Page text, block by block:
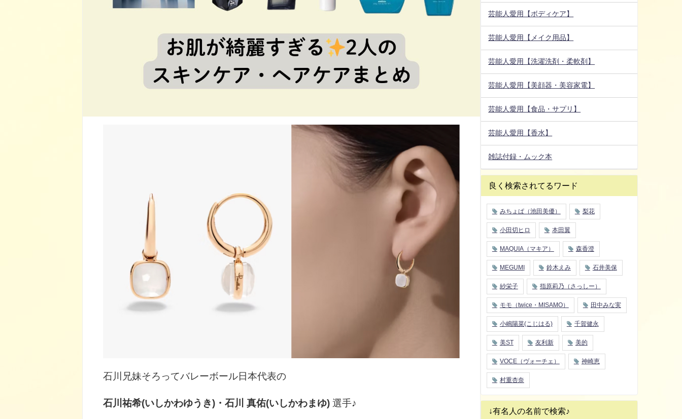
石川兄妹そろってバレーボール日本代表の
石川祐希(いしかわゆうき) ・石川 真佑(いしかわまゆ)選手♪
芸能人愛用【ボディケア】
芸能人愛用【メイク用品】
芸能人愛用【洗濯洗剤・柔軟剤】
芸能人愛用【美顔器・美容家電】
芸能人愛用【食品・サプリ】
芸能人愛用【香水】
雑誌付録・ムック本
良く検索されてるワード
みちょぱ（池田美優） 梨花
小田切ヒロ 本田翼
MAQUIA（マキア） 森香澄
MEGUMI 鈴木えみ 石井美保
紗栄子 指原莉乃（さっしー）
モモ（twice・MISAMO） 田中みな実
小嶋陽菜(こじはる) 千賀健永
美ST 友利新 美的
VOCE（ヴォーチェ） 神崎恵
村重杏奈
↓有名人の名前で検索♪